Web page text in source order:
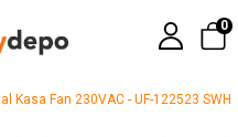
0
Kasa Fan 230VAC - UF-122523 SWH